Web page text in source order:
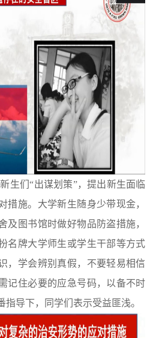
生们“出谋划策”，提出新生面临
措施。大学新生随身少带现金，
及图书馆时做好物品防盗措施，
名牌大学师生或学生干部等方式
，学会辨别真假，不要轻易相信
记住必要的应急号码，以备不时
指导下，同学们表示受益匪浅。